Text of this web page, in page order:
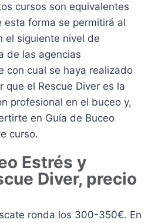
cursos son equivalentes
esta forma se permitirá al
el siguiente nivel de
de las agencias
con cual se haya realizado
que el Rescue Diver es la
profesional en el buceo y,
en Guía de Buceo
curso.
Estrés y
Diver, precio
ronda los 300-350€. En